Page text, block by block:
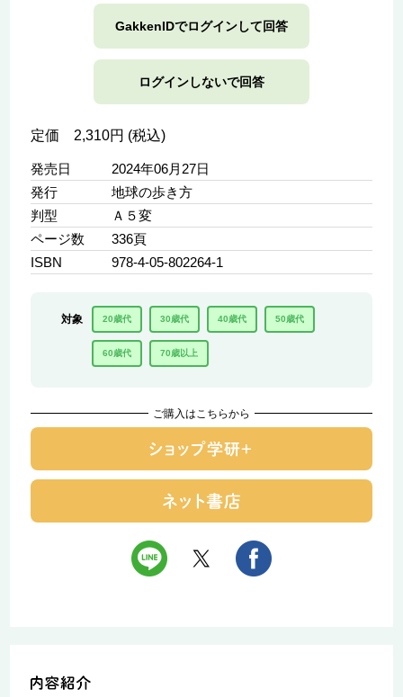
GakkenIDでログインして回答
ログインしないで回答
定価 2,310円 (税込)
発売日
2024年06月27日
発行
地球の歩き方
判型
Ａ５変
ページ数
336頁
ISBN
978-4-05-802264-1
対象 20歳代 30歳代 40歳代 50歳代
60歳代 70歳以上
ご購入はこちらから